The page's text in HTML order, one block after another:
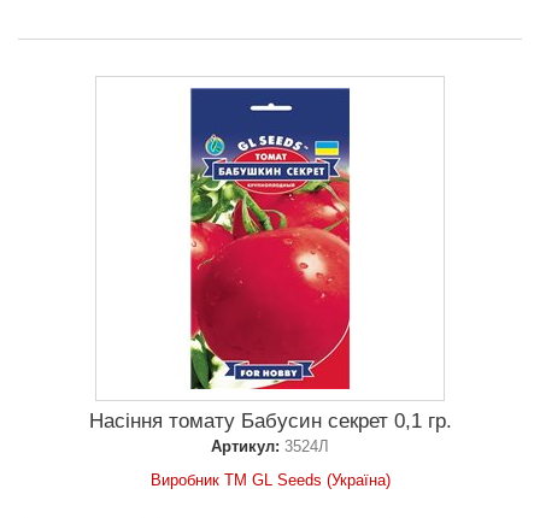
Насіння томату Бабусин секрет 0,1 гр.
Артикул: 3524Л
Виробник ТМ GL Seeds (Україна)